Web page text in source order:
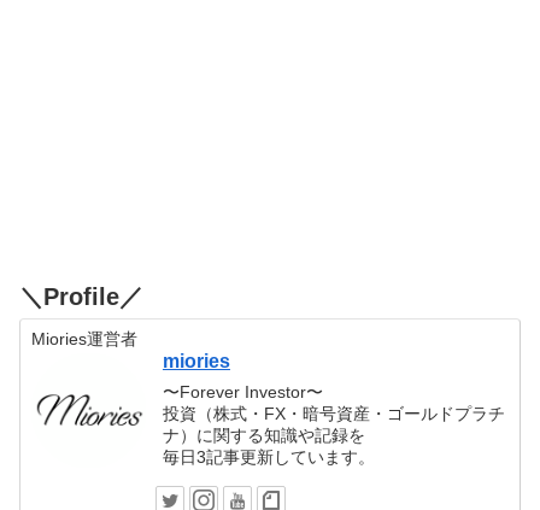
＼Profile／
Miories運営者
miories
〜Forever Investor〜
投資（株式・FX・暗号資産・ゴールドプラチ
ナ）に関する知識や記録を
毎日3記事更新しています。